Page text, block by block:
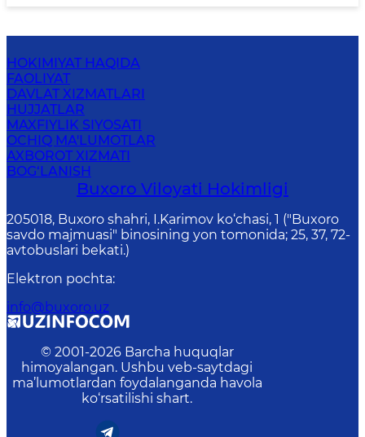
HOKIMIYAT HAQIDA
FAOLIYAT
DAVLAT XIZMATLARI
HUJJATLAR
MAXFIYLIK SIYOSATI
OCHIQ MA'LUMOTLAR
AXBOROT XIZMATI
BOG‘LANISH
Buxoro Viloyati Hokimligi
205018, Buхоrо shahri, I.Karimov ko‘chаsi, 1 ("Buxoro
savdo majmuasi" binosining yon tomonida; 25, 37, 72-
avtobuslari bekati.)
Elektron pochta:
info@buxoro.uz
© 2001-2026 Barcha huquqlar
himoyalangan. Ushbu veb-saytdagi
ma’lumotlardan foydalanganda havola
ko‘rsatilishi shart.